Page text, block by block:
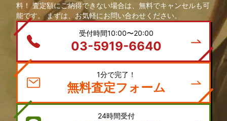
料！ 査定額にご納得できない場合は、無料でキャンセルも可
能です。 まずは、お気軽にお問い合わせください。
受付時間10:00〜20:00
03-5919-6640
1分で完了！
無料査定フォーム
24時間受付